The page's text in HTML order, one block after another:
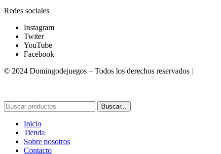
Redes sociales
Instagram
Twiter
YouTube
Facebook
© 2024 Domingodejuegos – Todos los derechos reservados |
Buscar...
Inicio
Tienda
Sobre nosotros
Contacto